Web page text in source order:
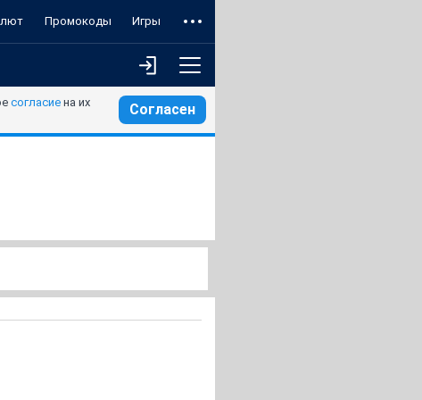
Промокоды Игры
согласие на их
Согласен